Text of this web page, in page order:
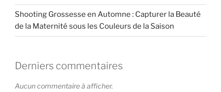
Shooting Grossesse en Automne : Capturer la Beauté
de la Maternité sous les Couleurs de la Saison
Derniers commentaires
Aucun commentaire à afficher.